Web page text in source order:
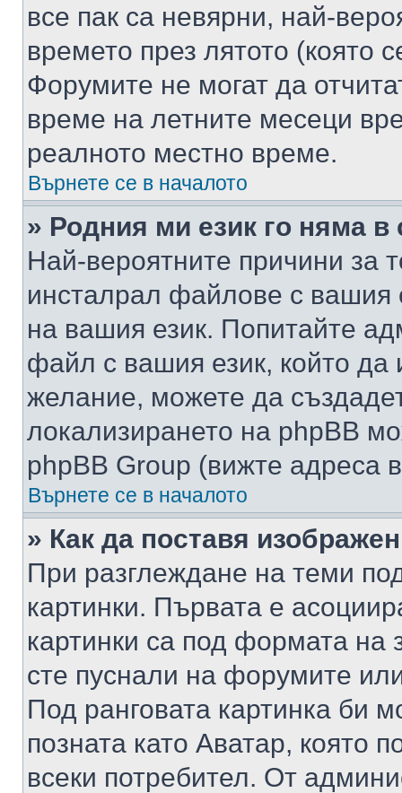
все пак са невярни, най-
времето през лятото (която
Форумите не могат да
време на летните месеци
реалното местно време.
Върнете се в началото
» Родния ми език го няма в
Най-вероятните причини за
инсталрал файлове с вашия
на вашия език. Попитайте
файл с вашия език, който да
желание, можете да
локализирането на phpBB
phpBB Group (вижте адреса
Върнете се в началото
» Как да поставя
При разглеждане на теми
картинки. Първата е
картинки са под формата на
сте пуснали на форумите
Под ранговата картинка би
позната като Аватар, която
всеки потребител. От